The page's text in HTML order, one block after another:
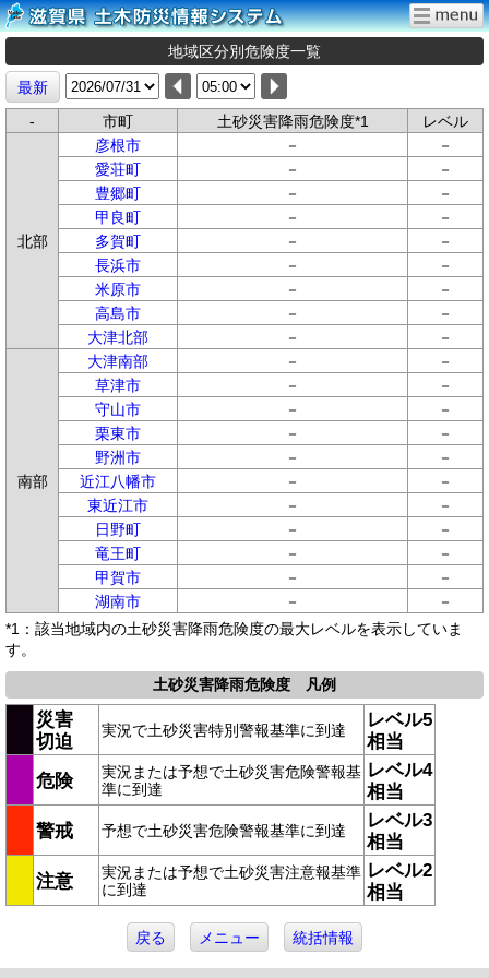
地域区分別危険度一覧
最新
-
市町 土砂災害降雨危険度*1 レベル
北部
彦根市 －
－
愛荘町
－
－
豊郷町
－
－
甲良町
－
－
多賀町
－
－
長浜市
－
－
米原市
－
－
高島市
－
－
大津北部
－ －
南部
大津南部 －
－
草津市
－
－
守山市
－
－
栗東市
－
－
野洲市
－
－
近江八幡市
－
－
東近江市
－
－
日野町
－
－
竜王町
－
－
甲賀市
－
－
湖南市
－
－
*1：該当地域内の土砂災害降雨危険度の最大レベルを表示していま
す。
土砂災害降雨危険度 凡例
災害
切迫
実況で土砂災害特別警報基準に到達
レベル5
相当
危険
実況または予想で土砂災害危険警報基
準に到達
レベル4
相当
警戒
予想で土砂災害危険警報基準に到達
レベル3
相当
注意
実況または予想で土砂災害注意報基準
に到達
レベル2
相当
戻る メニュー 統括情報